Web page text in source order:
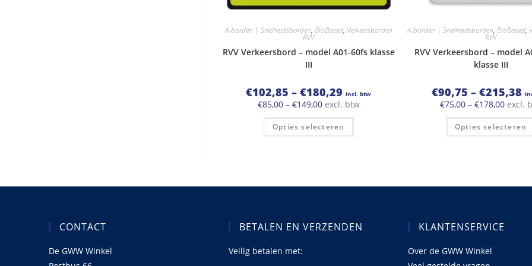
A-borden | Snelheidsborden, BioBased, Verkeersborden
RVV
RVV Verkeersbord – model A01-60fs klasse
III
€102,85 – €180,29 Prijsklasse:
€102,85
tot
€180,29
incl. btw
€85,00 – €149,00Prijsklasse:
€85,00
tot
€149,00
excl. btw
Opties selecteren
Dit
heeft
gekozen
productpagina
A-borden | Snelheidsborden, BioBased,
RVV
RVV Verkeersbord – model
klasse III
€90,75 – €215,38
tot
€75,00 – €178,00
€75,00
tot
excl.
Opties selecteren
CONTACT
De GWW Winkel
BETALEN EN VERZENDEN
Veilig betalen met:
KLANTENSERVICE
Over de GWW Winkel